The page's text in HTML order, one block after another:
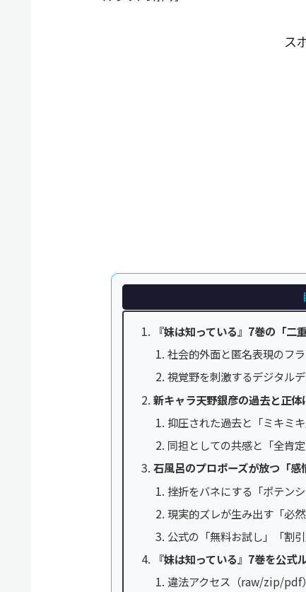
ス
『妹は知っている』7巻の「
社会的外面と匿名表現のフ
視覚野を刺激するデジタル
新キャラ天野銀彦の過去と正
抑圧された過去と「ミキミ
同担としての共感と「全肯
石風呂のプロポーズが放つ「
挫折をバネにする「ポテン
現実的ズレが生み出す「必
公式の「無料お試し」「割
『妹は知っている』7巻を公
違法アクセス（raw/zip/pdf